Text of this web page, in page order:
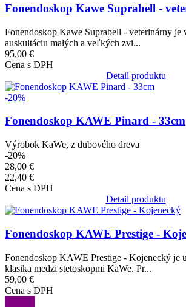
Fonendoskop Kawe Suprabell -
Fonendoskop Kawe Suprabell - veterinárny je
auskultáciu malých a veľkých zvi...
95,00 €
Cena s DPH
Detail produktu
Obrázok
-20%
Fonendoskop KAWE Pinard - 33cm
Výrobok KaWe, z dubového dreva
-20%
28,00 €
22,40 €
Cena s DPH
Detail produktu
Obrázok
Fonendoskop KAWE Prestige -
Fonendoskop KAWE Prestige - Kojenecký je
klasika medzi stetoskopmi KaWe. Pr...
59,00 €
Cena s DPH